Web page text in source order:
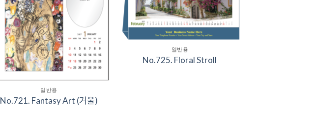
일반용
No.721. Fantasy Art (거울)
일반용
No.725. Floral Stroll